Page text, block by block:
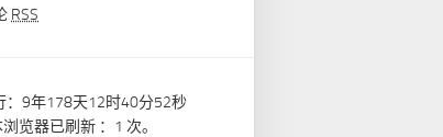
RSS
：9年178天12时40分53秒
览器已刷新 ：1 次。